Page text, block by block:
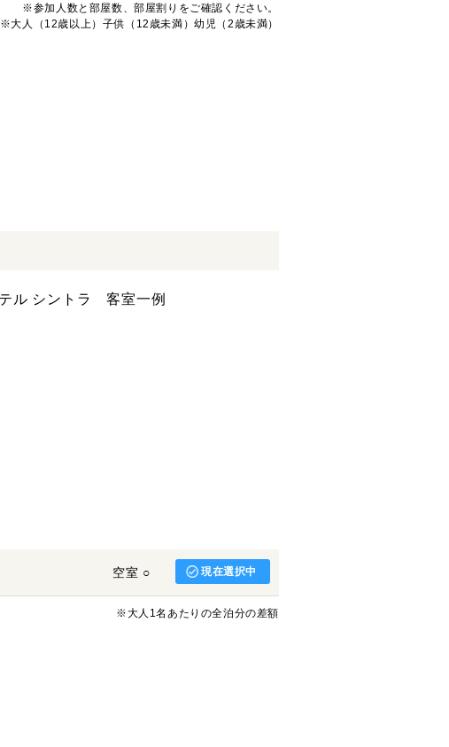
※参加人数と部屋数、部屋割りをご確認ください。
※大人（12歳以上）子供（12歳未満）幼児（2歳未満）
空室 ○ 現在選択中
※大人1名あたりの全泊分の差額